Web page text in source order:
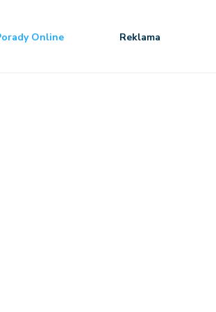
Online Reklama